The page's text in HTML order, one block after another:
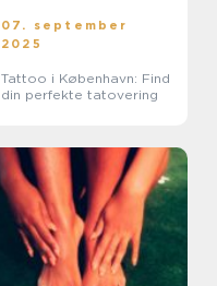
07. september
2025
Tattoo i København: Find
din perfekte tatovering